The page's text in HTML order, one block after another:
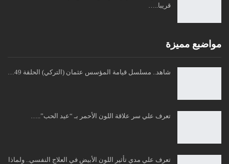
قريبا..…
مواضبع مميزة
شاهد.. مسلسل قيامة المؤسس عثمان (التركي) الحلقة 49…
تعرف علي سر علاقة اللون الأحمر بـ “عيد الحب”..…
تعرف علي مدي تأثير اللون الأبيض في العلاج النفسي.. ولماذا